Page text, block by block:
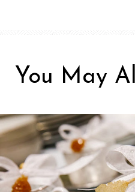
You May